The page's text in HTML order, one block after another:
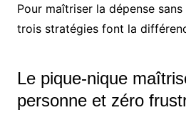
Pour maîtriser la dépense
trois stratégies font la
Le pique-nique
personne et zéro